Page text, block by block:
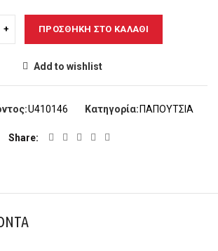
ΠΡΟΣΘΉΚΗ ΣΤΟ ΚΑΛΆΘΙ
Add to wishlist
U410146 Κατηγορία: ΠΑΠΟΥΤΣΙΑ
Share